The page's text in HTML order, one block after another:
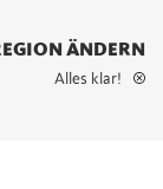
ÄNDERN
Alles klar!